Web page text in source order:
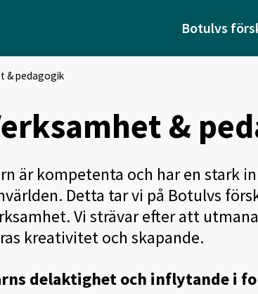
Botulvs
& pedagogik
&
är kompetenta och har en stark
Detta tar vi på Botulvs
Vi strävar efter att
kreativitet och skapande.
delaktighet och inflytande i